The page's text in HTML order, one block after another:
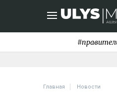
Главная Новости